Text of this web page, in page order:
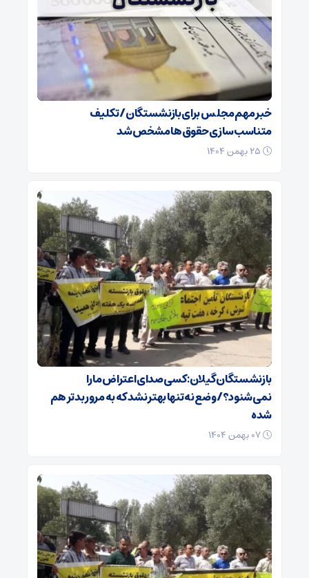
خبر مهم مجلس برای بازنشستگان/ تکلیف
متناسب‌سازی حقوق‌ها مشخص شد
بازنشستگان گیلان: کسی صدای اعتراض ما را
نمی‌شنود؟/ وضع نه تنها بهتر نشد که به مرور بدتر هم
شده